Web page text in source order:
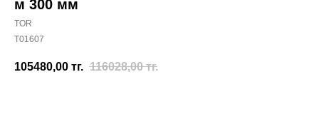
м 300 мм
TOR
T01607
105480,00 тг. 116028,00 тг.